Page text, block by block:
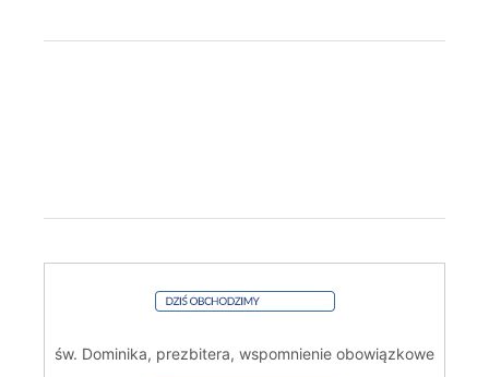
św. Dominika, prezbitera, wspomnienie obowiązkowe